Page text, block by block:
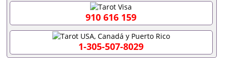
工签都可以用到）。 注：上述材料，随时都可以安排
办理，毕业证成绩单，学校，专业，学位，毕业时间
都可以根据客户要求安排。 国内找工作假的毕业证可
以用吗551190476假的毕业证成绩单可以办学历认证
吗551190476要定居国外需要办理什么材料
551190476入职事业单位/国企假的毕业证会查吗
910 616 159
1-305-507-8029